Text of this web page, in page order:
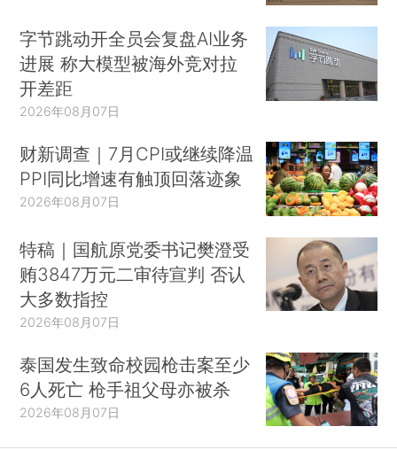
字节跳动开全员会复盘AI业务
进展 称大模型被海外竞对拉
开差距
2026年08月07日
财新调查｜7月CPI或继续降温
PPI同比增速有触顶回落迹象
2026年08月07日
特稿｜国航原党委书记樊澄受
贿3847万元二审待宣判 否认
大多数指控
2026年08月07日
泰国发生致命校园枪击案至少
6人死亡 枪手祖父母亦被杀
2026年08月07日